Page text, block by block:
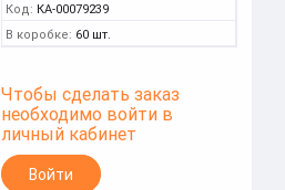
Код: КА-00079239
В коробке: 60 шт.
Чтобы сделать заказ
необходимо войти в
личный кабинет
Войти